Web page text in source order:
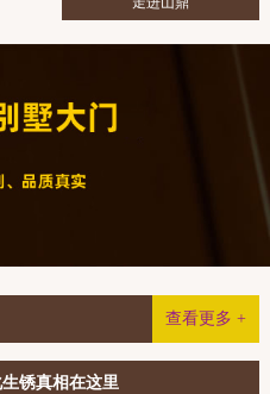
查看更多 +
锈真相在这里